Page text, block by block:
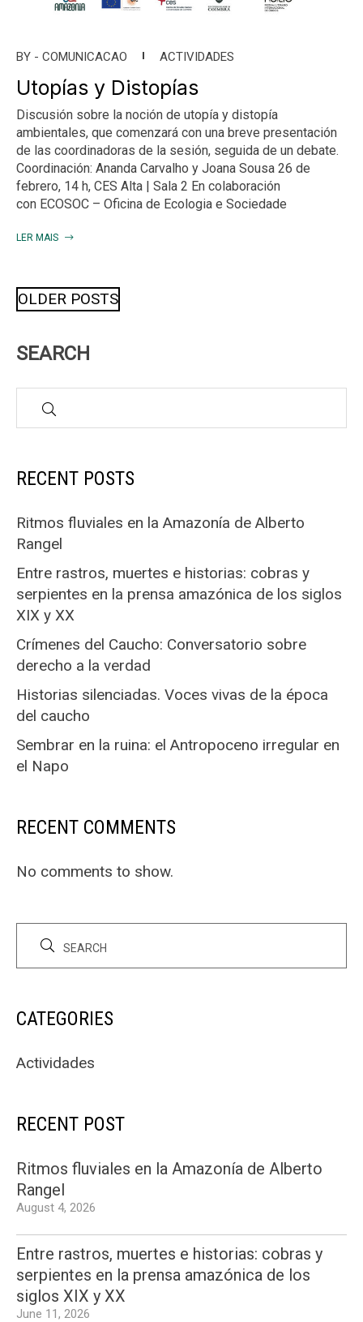
BY - COMUNICACAO ACTIVIDADES
Utopías y Distopías
Discusión sobre la noción de utopía y distopía
ambientales, que comenzará con una breve presentación
de las coordinadoras de la sesión, seguida de un debate.
Coordinación: Ananda Carvalho y Joana Sousa 26 de
febrero, 14 h, CES Alta | Sala 2 En colaboración
con ECOSOC – Oficina de Ecologia e Sociedade
LER MAIS
Posts
OLDER POSTS
SEARCH
RECENT POSTS
Ritmos fluviales en la Amazonía de Alberto
Rangel
Entre rastros, muertes e historias: cobras y
serpientes en la prensa amazónica de los siglos
XIX y XX
Crímenes del Caucho: Conversatorio sobre
derecho a la verdad
Historias silenciadas. Voces vivas de la época
del caucho
Sembrar en la ruina: el Antropoceno irregular en
el Napo
RECENT COMMENTS
No comments to show.
CATEGORIES
Actividades
RECENT POST
Ritmos fluviales en la Amazonía de Alberto
Rangel
August 4, 2026
Entre rastros, muertes e historias: cobras y
serpientes en la prensa amazónica de los
siglos XIX y XX
June 11, 2026